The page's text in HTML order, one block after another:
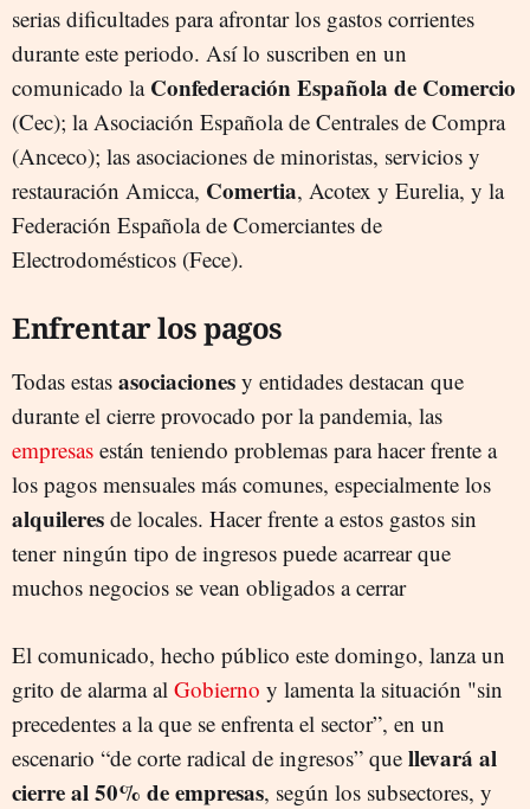
serias dificultades para afrontar los gastos corrientes
durante este periodo. Así lo suscriben en un
comunicado la Confederación Española de Comercio
(Cec); la Asociación Española de Centrales de Compra
(Anceco); las asociaciones de minoristas, servicios y
restauración Amicca, Comertia, Acotex y Eurelia, y la
Federación Española de Comerciantes de
Electrodomésticos (Fece).
Enfrentar los pagos
Todas estas asociaciones y entidades destacan que
durante el cierre provocado por la pandemia, las
empresas están teniendo problemas para hacer frente a
los pagos mensuales más comunes, especialmente los
alquileres de locales. Hacer frente a estos gastos sin
tener ningún tipo de ingresos puede acarrear que
muchos negocios se vean obligados a cerrar
El comunicado, hecho público este domingo, lanza un
grito de alarma al Gobierno y lamenta la situación "sin
precedentes a la que se enfrenta el sector”, en un
escenario “de corte radical de ingresos” que llevará al
cierre al 50% de empresas, según los subsectores, y